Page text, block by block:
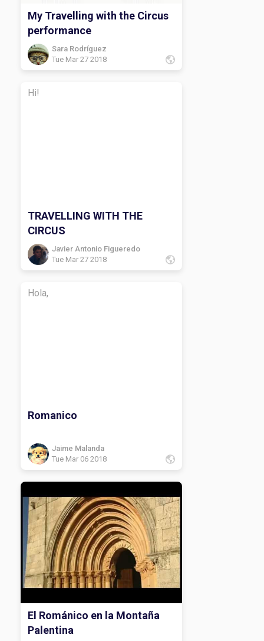
My Travelling with the Circus
performance
Sara Rodríguez
Tue Mar 27 2018
Hi!
TRAVELLING WITH THE
CIRCUS
Javier Antonio Figueredo
Tue Mar 27 2018
Hola,
Romanico
Jaime Malanda
Tue Mar 06 2018
El Románico en la Montaña
Palentina